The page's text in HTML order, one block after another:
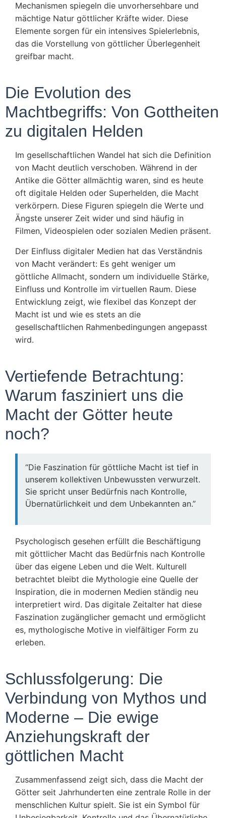
Mechanismen spiegeln die unvorhersehbare und
mächtige Natur göttlicher Kräfte wider. Diese
Elemente sorgen für ein intensives Spielerlebnis,
das die Vorstellung von göttlicher Überlegenheit
greifbar macht.
Die Evolution des
Machtbegriffs: Von Gottheiten
zu digitalen Helden
Im gesellschaftlichen Wandel hat sich die Definition
von Macht deutlich verschoben. Während in der
Antike die Götter allmächtig waren, sind es heute
oft digitale Helden oder Superhelden, die Macht
verkörpern. Diese Figuren spiegeln die Werte und
Ängste unserer Zeit wider und sind häufig in
Filmen, Videospielen oder sozialen Medien präsent.
Der Einfluss digitaler Medien hat das Verständnis
von Macht verändert: Es geht weniger um
göttliche Allmacht, sondern um individuelle Stärke,
Einfluss und Kontrolle im virtuellen Raum. Diese
Entwicklung zeigt, wie flexibel das Konzept der
Macht ist und wie es stets an die
gesellschaftlichen Rahmenbedingungen angepasst
wird.
Vertiefende Betrachtung:
Warum fasziniert uns die
Macht der Götter heute
noch?
“Die Faszination für göttliche Macht ist tief in
unserem kollektiven Unbewussten verwurzelt.
Sie spricht unser Bedürfnis nach Kontrolle,
Übernatürlichkeit und dem Unbekannten an.”
Psychologisch gesehen erfüllt die Beschäftigung
mit göttlicher Macht das Bedürfnis nach Kontrolle
über das eigene Leben und die Welt. Kulturell
betrachtet bleibt die Mythologie eine Quelle der
Inspiration, die in modernen Medien ständig neu
interpretiert wird. Das digitale Zeitalter hat diese
Faszination zugänglicher gemacht und ermöglicht
es, mythologische Motive in vielfältiger Form zu
erleben.
Schlussfolgerung: Die
Verbindung von Mythos und
Moderne – Die ewige
Anziehungskraft der
göttlichen Macht
Zusammenfassend zeigt sich, dass die Macht der
Götter seit Jahrhunderten eine zentrale Rolle in der
menschlichen Kultur spielt. Sie ist ein Symbol für